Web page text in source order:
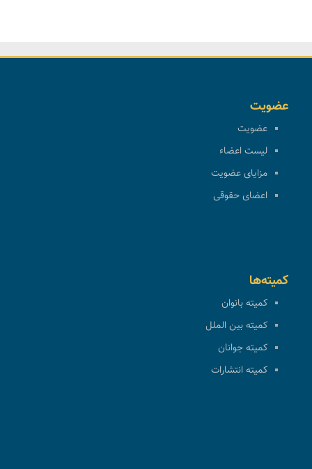
عضویت
عضویت
لیست اعضاء
مزایای عضویت
اعضای حقوقی
کمیته‌ها
کمیته بانوان
کمیته بین الملل
کمیته جوانان
کمیته انتشارات